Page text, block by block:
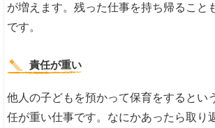
が増えます。残った仕事を持ち帰ること
です。
責任が重い
他人の子どもを預かって保育をするとい
任が重い仕事です。なにかあったら取り